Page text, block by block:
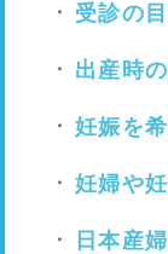
受診の
出産時
妊娠を
妊婦や
日本産